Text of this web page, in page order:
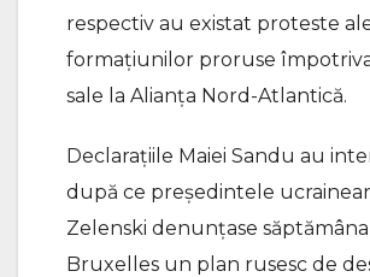
respectiv au existat proteste
formaţiunilor proruse
sale la Alianţa Nord-Atlantică.
Declaraţiile Maiei Sandu au
după ce preşedintele
Zelenski denunţase
Bruxelles un plan rusesc de